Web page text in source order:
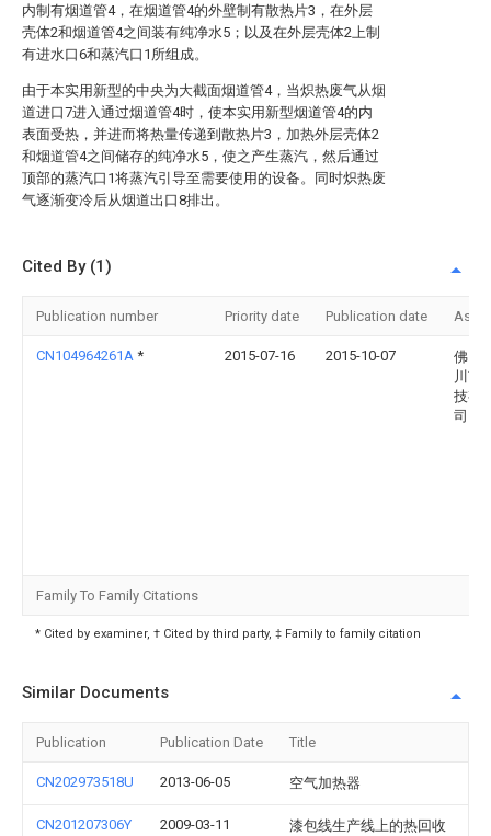
内制有烟道管4，在烟道管4的外壁制有散热片3，在外层
壳体2和烟道管4之间装有纯净水5；以及在外层壳体2上制
有进水口6和蒸汽口1所组成。
由于本实用新型的中央为大截面烟道管4，当炽热废气从烟
道进口7进入通过烟道管4时，使本实用新型烟道管4的内
表面受热，并进而将热量传递到散热片3，加热外层壳体2
和烟道管4之间储存的纯净水5，使之产生蒸汽，然后通过
顶部的蒸汽口1将蒸汽引导至需要使用的设备。同时炽热废
气逐渐变冷后从烟道出口8排出。
Cited By (1)
Publication number Priority date Publication date
CN104964261A * 2015-07-16 2015-10-07
佛山
川节
技有
司
Family To Family Citations
* Cited by examiner, † Cited by third party, ‡ Family to family citation
Similar Documents
Publication Publication Date Title
CN202973518U 2013-06-05 空气加热器
CN201207306Y 2009-03-11
漆包线生产线上的热回收